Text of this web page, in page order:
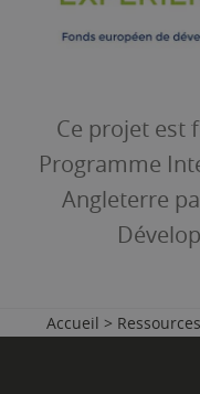
Ce projet est
Programme
Angleterre
Accueil > Ressources